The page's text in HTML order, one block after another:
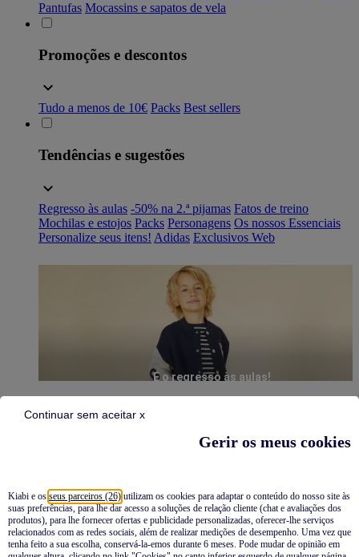
Gerir os meus cookies
Kiabi e os seus parceiros (26) utilizam os cookies para adaptar o conteúdo do nosso site às
suas preferências, para lhe dar acesso a soluções de relação cliente (chat e avaliações dos
produtos), para lhe fornecer ofertas e publicidade personalizadas, oferecer-lhe serviços
relacionados com as redes sociais, além de realizar medições de desempenho. Uma vez que
tenha feito a sua escolha, conservá-la-emos durante 6 meses. Pode mudar de opinião em
Continuar sem aceitar x
Pantufas Mocassins e sapatos de vela
Promoções e descontos
Tudo a menos de 10€ Packs Best sellers
Tendências e sugestões
Regresso às aulas -50% na 2.ª pijamas Fatos de treino
Mochilas e estojos Packs Personagens Os nossos Essenciais
Personalize seus itens! Adidas Exclusivos Web
É o regresso às aulas!
Pijamas
Novidades